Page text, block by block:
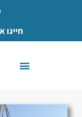
חייגו אלינו: